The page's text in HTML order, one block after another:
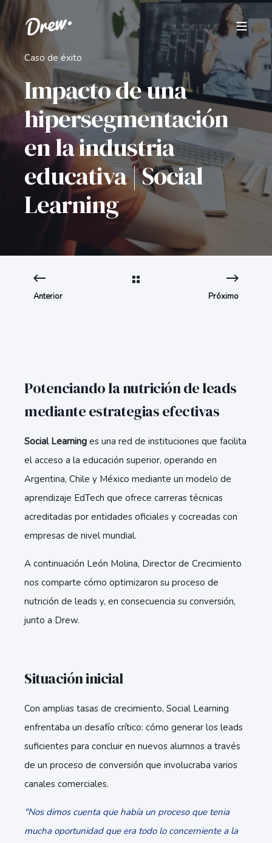
Caso de éxito
Impacto de una
hipersegmentación
en la industria
educativa | Social
Learning
Anterior Próximo
Potenciando la nutrición de leads
mediante estrategias efectivas
Social Learning es una red de instituciones que facilita
el acceso a la educación superior, operando en
Argentina, Chile y México mediante un modelo de
aprendizaje EdTech que ofrece carreras técnicas
acreditadas por entidades oficiales y cocreadas con
empresas de nivel mundial.
A continuación León Molina, Director de Crecimiento
nos comparte cómo optimizaron su proceso de
nutrición de leads y, en consecuencia su conversión,
junto a Drew.
Situación inicial
Con amplias tasas de crecimiento, Social Learning
enfrentaba un desafío crítico: cómo generar los leads
suficientes para concluir en nuevos alumnos a través
de un proceso de conversión que involucraba varios
canales comerciales.
"Nos dimos cuenta que había un proceso que tenia
mucha oportunidad que era todo lo concerniente a la